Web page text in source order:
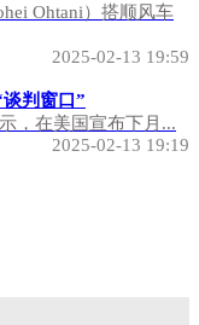
Ohtani）搭顺风车
2025-02-13 19:59
判窗口”
，在美国宣布下月...
2025-02-13 19:19